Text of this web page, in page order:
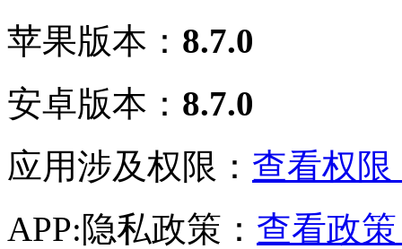
苹果版本： 8.7.0
安卓版本： 8.7.0
应用涉及权限： 查看权限
APP:隐私政策： 查看政